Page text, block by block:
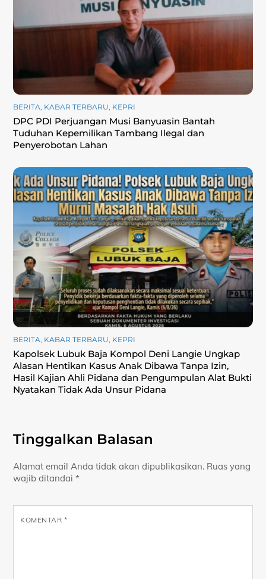
BERITA, KABAR TERBARU, KEPRI
DPC PDI Perjuangan Musi Banyuasin Bantah
Tuduhan Kepemilikan Tambang Ilegal dan
Penyerobotan Lahan
BERITA, KABAR TERBARU, KEPRI
Kapolsek Lubuk Baja Kompol Deni Langie Ungkap
Alasan Hentikan Kasus Anak Dibawa Tanpa Izin,
Hasil Kajian Ahli Pidana dan Pengumpulan Alat Bukti
Nyatakan Tidak Ada Unsur Pidana
Tinggalkan Balasan
Alamat email Anda tidak akan dipublikasikan. Ruas yang
wajib ditandai*
KOMENTAR *